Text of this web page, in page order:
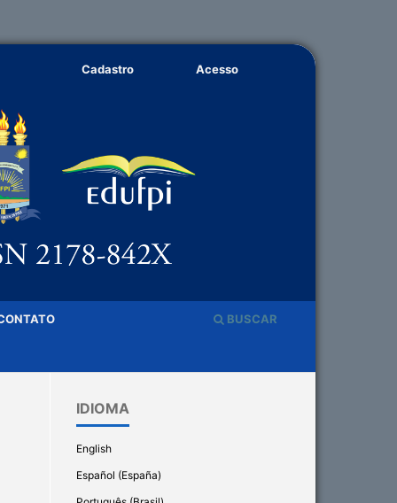
BUSCAR
Cadastro Acesso
IDIOMA
English
Español (España)